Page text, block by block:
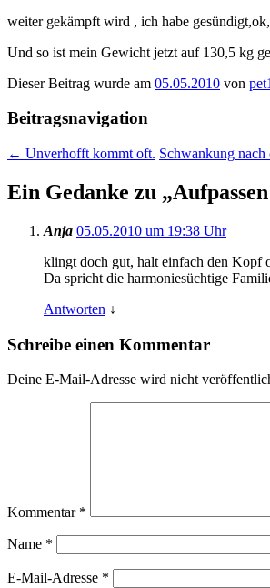
weiter gekämpft wird , ich habe
Und so ist mein Gewicht jetzt auf 130,5 kg
Dieser Beitrag wurde am 05.05.2010 von pet1
Beitragsnavigation
← Unverhofft kommt oft. Schwankung nach
Ein Gedanke zu „
Anja 05.05.2010 um 19:38 Uhr
klingt doch gut, halt einfach den Kopf
Da spricht die harmoniesüchtige
Antworten ↓
Schreibe einen Kommentar
Deine E-Mail-Adresse wird nicht
Kommentar *
Name *
E-Mail-Adresse *